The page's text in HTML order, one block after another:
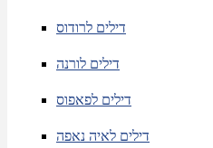
דילים לרודוס
דילים לורנה
דילים לפאפוס
דילים לאיה נאפה